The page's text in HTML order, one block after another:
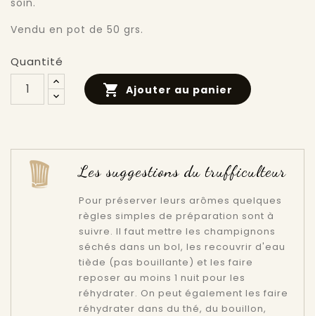
Vendu en pot de 50 grs.
Quantité
 Ajouter au panier
Les suggestions du trufficulteur
Pour préserver leurs arômes quelques
règles simples de préparation sont à
suivre. Il faut mettre les champignons
séchés dans un bol, les recouvrir d'eau
tiède (pas bouillante) et les faire
reposer au moins 1 nuit pour les
réhydrater. On peut également les faire
réhydrater dans du thé, du bouillon,